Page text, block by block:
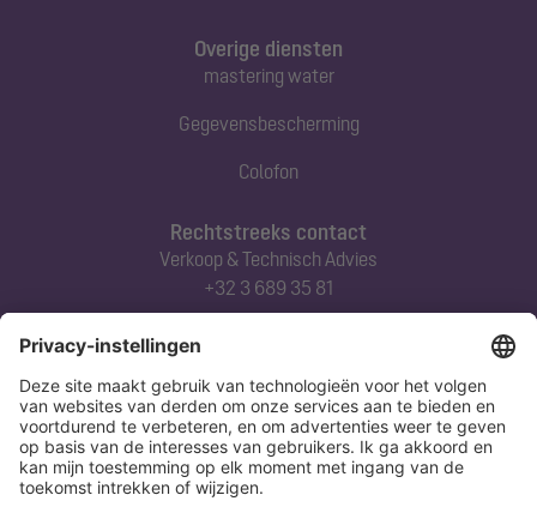
Rechtstreeks contact
Verkoop & Technisch Advies
+32 3 689 35 81
Abonneert u zich op onze nieuwsbrief
Nu aanmelden
Overige diensten
mastering water
Gegevensbescherming
Colofon